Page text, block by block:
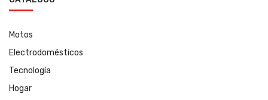
Motos
Electrodomésticos
Tecnología
Hogar